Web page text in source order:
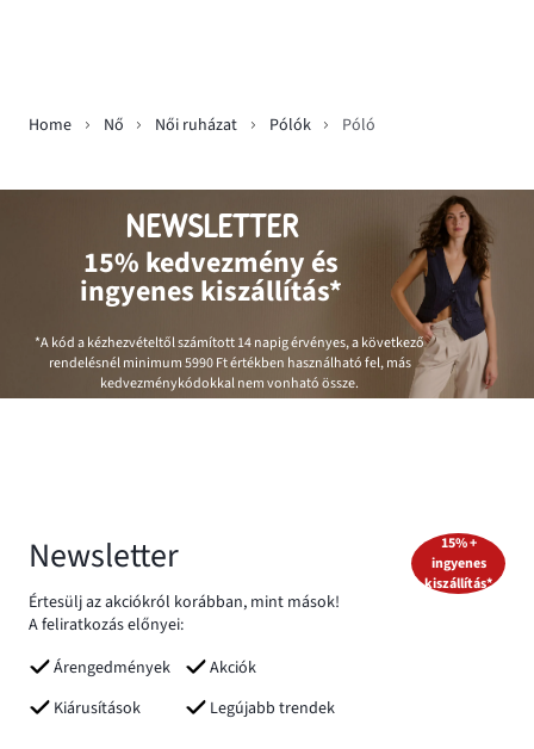
Home Nő Női ruházat Pólók Póló
NEWSLETTER
15% kedvezmény és
ingyenes kiszállítás*
*A kód a kézhezvételtől számított 14 napig érvényes, a következő
rendelésnél minimum5990 Ftértékben használható fel, más
kedvezménykódokkal nem vonható össze.
Newsletter
Értesülj az akciókról korábban, mint mások!
A feliratkozás előnyei:
Árengedmények
Akciók
Kiárusítások
Legújabb trendek
15% +
ingyenes
kiszállítás*